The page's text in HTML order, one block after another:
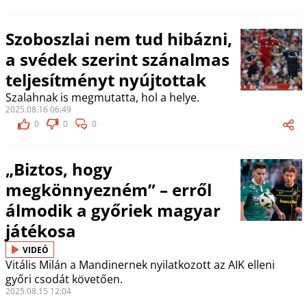
Szoboszlai nem tud hibázni,
a svédek szerint szánalmas
teljesítményt nyújtottak
Szalahnak is megmutatta, hol a helye.
2025.08.16 06:49
0
0 0
„Biztos, hogy
megkönnyezném” – erről
álmodik a győriek magyar
játékosa
VIDEÓ
Vitális Milán a Mandinernek nyilatkozott az AIK elleni
győri csodát követően.
2025.08.15 12:04